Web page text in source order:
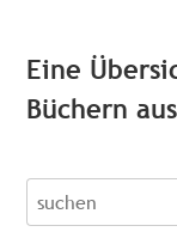
Eine
Büchern
recherche